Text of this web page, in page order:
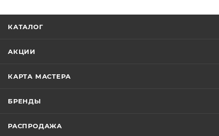
КАТАЛОГ
АКЦИИ
КАРТА МАСТЕРА
БРЕНДЫ
РАСПРОДАЖА